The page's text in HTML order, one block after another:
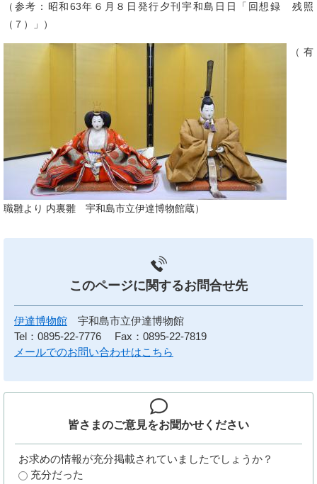
（参考：昭和63年６月８日発行夕刊宇和島日日「回想録 残照
（７）」）
（有
職雛より 内裏雛 宇和島市立伊達博物館蔵）
このページに関するお問合せ先
伊達博物館
宇和島市立伊達博物館
Tel：0895-22-7776
Fax：0895-22-7819
メールでのお問い合わせはこちら
皆さまのご意見をお聞かせください
お求めの情報が充分掲載されていましたでしょうか？
充分だった